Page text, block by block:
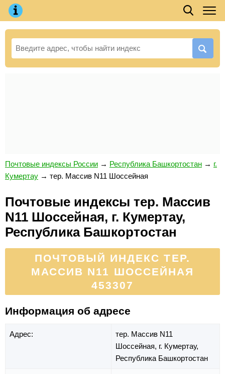
Почтовые индексы России → Республика Башкортостан → г.
Кумертау → тер. Массив N11 Шоссейная
Почтовые индексы тер. Массив
N11 Шоссейная, г. Кумертау,
Республика Башкортостан
ПОЧТОВЫЙ ИНДЕКС ТЕР.
МАССИВ N11 ШОССЕЙНАЯ
453307
Информация об адресе
Адрес:
тер. Массив N11
Шоссейная, г. Кумертау,
Республика Башкортостан